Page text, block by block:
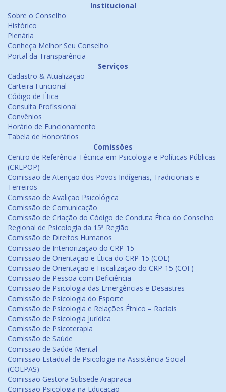
Institucional
Sobre o Conselho
Histórico
Plenária
Conheça Melhor Seu Conselho
Portal da Transparência
Serviços
Cadastro & Atualização
Carteira Funcional
Código de Ética
Consulta Profissional
Convênios
Horário de Funcionamento
Tabela de Honorários
Comissões
Centro de Referência Técnica em Psicologia e Políticas Públicas
(CREPOP)
Comissão de Atenção dos Povos Indígenas, Tradicionais e
Terreiros
Comissão de Avalição Psicológica
Comissão de Comunicação
Comissão de Criação do Código de Conduta Ética do Conselho
Regional de Psicologia da 15ª Região
Comissão de Direitos Humanos
Comissão de Interiorização do CRP-15
Comissão de Orientação e Ética do CRP-15 (COE)
Comissão de Orientação e Fiscalização do CRP-15 (COF)
Comissão de Pessoa com Deficiência
Comissão de Psicologia das Emergências e Desastres
Comissão de Psicologia do Esporte
Comissão de Psicologia e Relações Étnico – Raciais
Comissão de Psicologia Jurídica
Comissão de Psicoterapia
Comissão de Saúde
Comissão de Saúde Mental
Comissão Estadual de Psicologia na Assistência Social
(COEPAS)
Comissão Gestora Subsede Arapiraca
Comissão Psicologia na Educação